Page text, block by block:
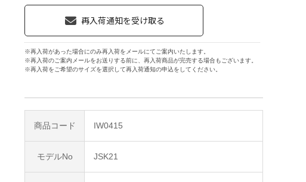
商品コード IW0415
モデルNo JSK21
※再入荷があった場合にのみ再入荷をメールにてご案内いたします。
※再入荷のご案内メールをお送りする前に、再入荷商品が完売する場合もございます。
※再入荷をご希望のサイズを選択して再入荷通知の申込をしてください。